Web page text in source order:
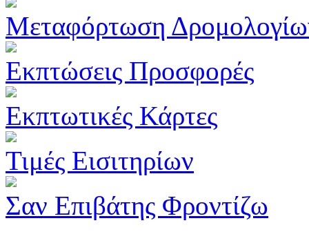
Μεταφόρτωση
Εκπτώσεις Προσφορές
Εκπτωτικές Κάρτες
Τιμές Εισιτηρίων
Σαν Επιβάτης Φροντίζω